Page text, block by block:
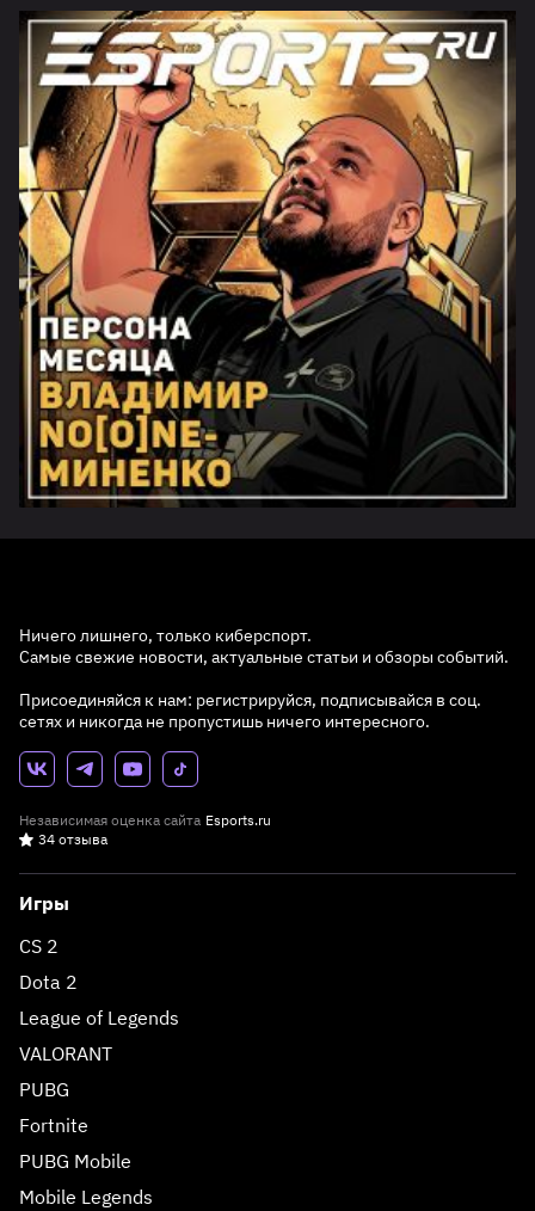
Ничего лишнего, только киберспорт.
Самые свежие новости, актуальные статьи и обзоры событий.
Присоединяйся к нам: регистрируйся, подписывайся в соц.
сетях и никогда не пропустишь ничего интересного.
Независимая оценка сайта Esports.ru
34 отзыва
Игры
CS 2
Dota 2
League of Legends
VALORANT
PUBG
Fortnite
PUBG Mobile
Mobile Legends